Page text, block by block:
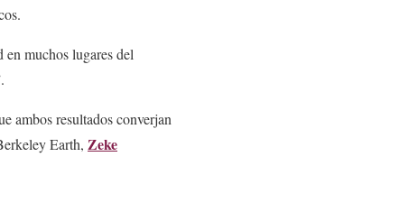
en muchos lugares del
ambos resultados converjan
Earth, Zeke